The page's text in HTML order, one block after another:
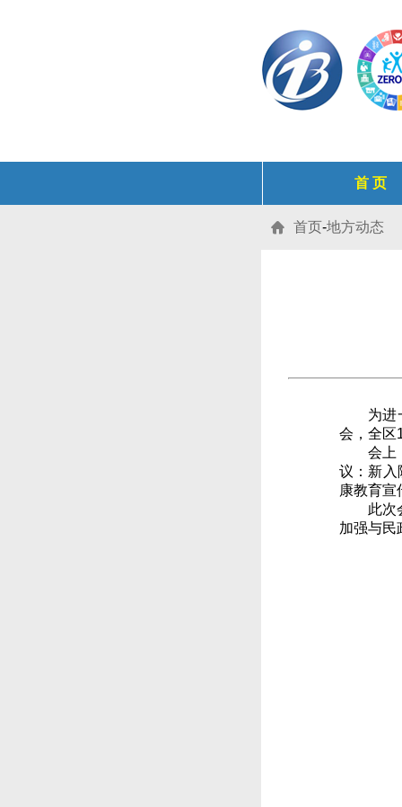
首 页
 首页-地方动态
为进
会，全区
会上
议：新入
康教育宣
此次
加强与民